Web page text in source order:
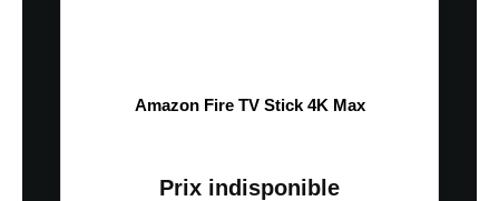
Amazon Fire TV Stick 4K Max
Prix indisponible